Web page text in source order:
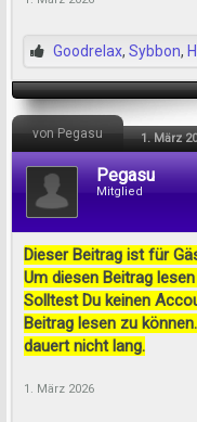
Goodrelax, Sybbon,
von Pegasu 1. März
Pegasu
Mitglied
Dieser Beitrag ist für
Um diesen Beitrag
Solltest Du keinen
Beitrag lesen zu
dauert nicht lang.
1. März 2026